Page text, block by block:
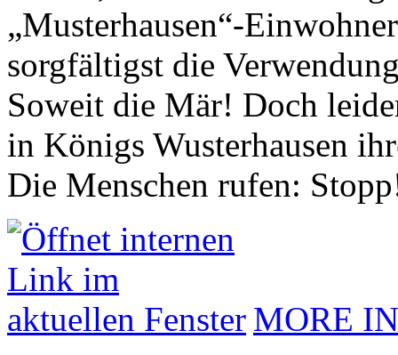
„Musterhausen“-
sorgfältigst die
Soweit die Mär! Doch
in Königs Wusterhausen
Die Menschen rufen:
MORE